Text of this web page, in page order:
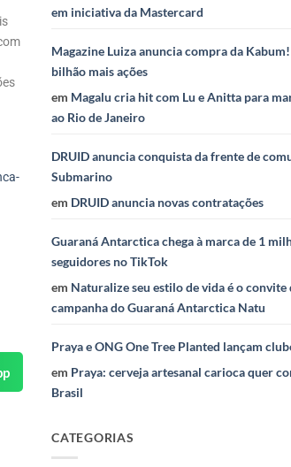
em iniciativa da Mastercard
Magazine Luiza anuncia compra da
bilhão mais ações
em Magalu cria hit com Lu e Anitta para
ao Rio de Janeiro
DRUID anuncia conquista da frente de
Submarino
em DRUID anuncia novas contratações
Guaraná Antarctica chega à marca de 1
seguidores no TikTok
em Naturalize seu estilo de vida é o convite
campanha do Guaraná Antarctica Natu
Praya e ONG One Tree Planted lançam
em Praya: cerveja artesanal carioca quer
Brasil
CATEGORIAS